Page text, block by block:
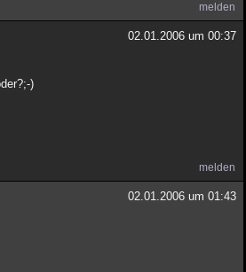
melden
02.01.2006 um 00:37
)
melden
02.01.2006 um 01:43